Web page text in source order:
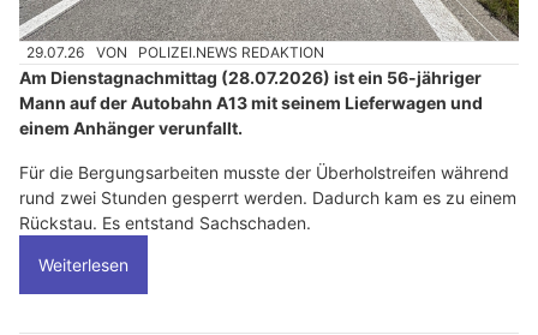
29.07.26 VON POLIZEI.NEWS REDAKTION
Am Dienstagnachmittag (28.07.2026) ist ein 56-jähriger
Mann auf der Autobahn A13 mit seinem Lieferwagen und
einem Anhänger verunfallt.
Für die Bergungsarbeiten musste der Überholstreifen während
rund zwei Stunden gesperrt werden. Dadurch kam es zu einem
Rückstau. Es entstand Sachschaden.
Weiterlesen